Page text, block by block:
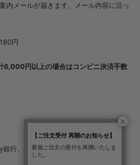
内メールが届きます。メール内容に沿っ
円
6,000円以上の場合はコンビニ決済手数
銀行、ゆうちょ銀行
【ご注文受付 再開のお知らせ】
新規ご注文の受付を再開いたしま
した。